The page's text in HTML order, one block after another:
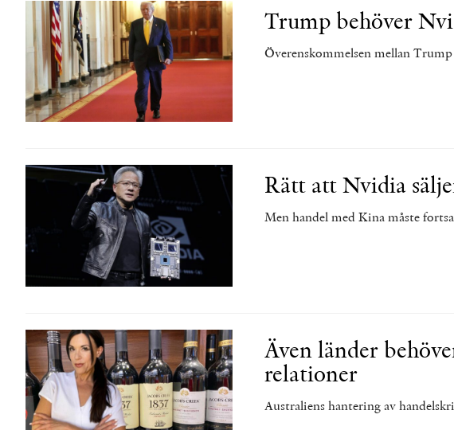
Trump behöver
Överenskommelsen mellan
Rätt att Nvidia
Men handel med Kina måste
Även länder
relationer
Australiens hantering av